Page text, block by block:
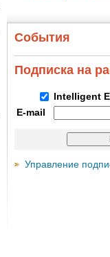
События
Подписка на
Intelligent
E-mail
Управление